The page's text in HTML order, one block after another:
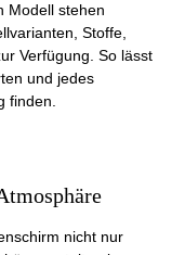
Modell stehen
Stoffe,
Verfügung. So lässt
und jedes
finden.
nicht nur